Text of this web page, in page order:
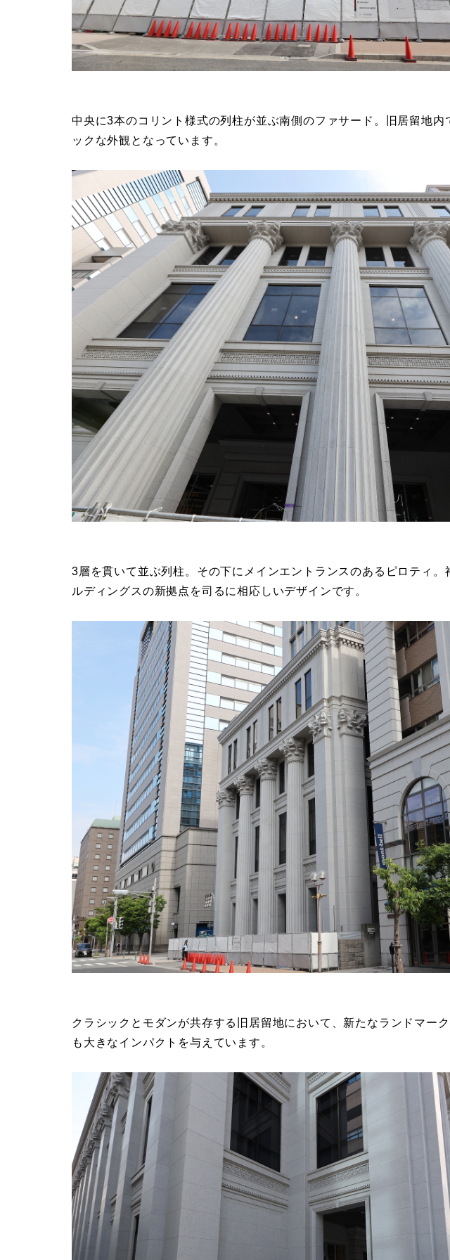
中央に3本のコリント様式の列柱が並ぶ南側のファサード。旧居留地内
ックな外観となっています。
3層を貫いて並ぶ列柱。その下にメインエントランスのあるピロティ。
ルディングスの新拠点を司るに相応しいデザインです。
クラシックとモダンが共存する旧居留地において、新たなランドマー
も大きなインパクトを与えています。